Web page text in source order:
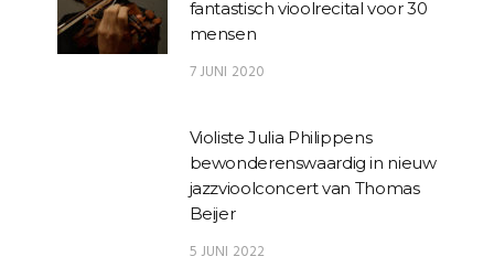
fantastisch vioolrecital voor 30
mensen
7 JUNI 2020
Violiste Julia Philippens
bewonderenswaardig in nieuw
jazzvioolconcert van Thomas
Beijer
5 JUNI 2022